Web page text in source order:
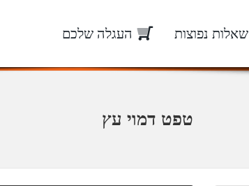
שאלות נפוצות העגלה שלכם
טפט דמוי עץ